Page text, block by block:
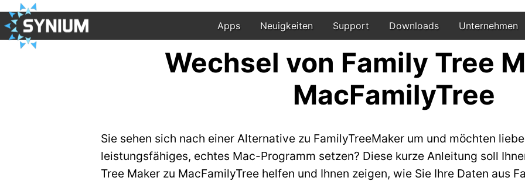
Apps Neuigkeiten Support Downloads Unternehmen
Wechsel von Family Tree
MacFamilyTree
Sie sehen sich nach einer Alternative zu FamilyTreeMaker um und möchten
leistungsfähiges, echtes Mac-Programm setzen? Diese kurze Anleitung soll
Tree Maker zu MacFamilyTree helfen und Ihnen zeigen, wie Sie Ihre Daten aus